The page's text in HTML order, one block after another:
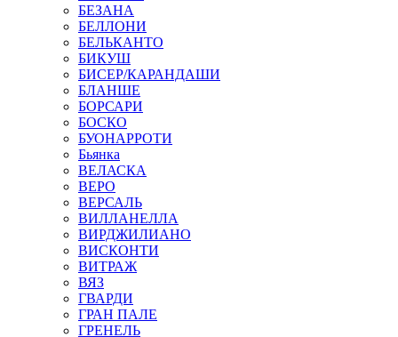
БЕЗАНА
БЕЛЛОНИ
БЕЛЬКАНТО
БИКУШ
БИСЕР/КАРАНДАШИ
БЛАНШЕ
БОРСАРИ
БОСКО
БУОНАРРОТИ
Бьянка
ВЕЛАСКА
ВЕРО
ВЕРСАЛЬ
ВИЛЛАНЕЛЛА
ВИРДЖИЛИАНО
ВИСКОНТИ
ВИТРАЖ
ВЯЗ
ГВАРДИ
ГРАН ПАЛЕ
ГРЕНЕЛЬ